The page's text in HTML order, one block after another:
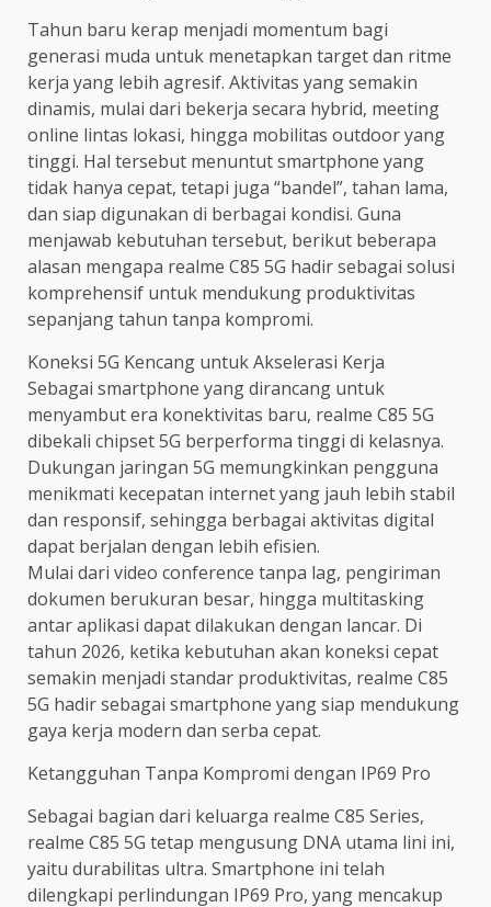
Tahun baru kerap menjadi momentum bagi
generasi muda untuk menetapkan target dan ritme
kerja yang lebih agresif. Aktivitas yang semakin
dinamis, mulai dari bekerja secara hybrid, meeting
online lintas lokasi, hingga mobilitas outdoor yang
tinggi. Hal tersebut menuntut smartphone yang
tidak hanya cepat, tetapi juga “bandel”, tahan lama,
dan siap digunakan di berbagai kondisi. Guna
menjawab kebutuhan tersebut, berikut beberapa
alasan mengapa realme C85 5G hadir sebagai solusi
komprehensif untuk mendukung produktivitas
sepanjang tahun tanpa kompromi.
Koneksi 5G Kencang untuk Akselerasi Kerja
Sebagai smartphone yang dirancang untuk
menyambut era konektivitas baru, realme C85 5G
dibekali chipset 5G berperforma tinggi di kelasnya.
Dukungan jaringan 5G memungkinkan pengguna
menikmati kecepatan internet yang jauh lebih stabil
dan responsif, sehingga berbagai aktivitas digital
dapat berjalan dengan lebih efisien.
Mulai dari video conference tanpa lag, pengiriman
dokumen berukuran besar, hingga multitasking
antar aplikasi dapat dilakukan dengan lancar. Di
tahun 2026, ketika kebutuhan akan koneksi cepat
semakin menjadi standar produktivitas, realme C85
5G hadir sebagai smartphone yang siap mendukung
gaya kerja modern dan serba cepat.
Ketangguhan Tanpa Kompromi dengan IP69 Pro
Sebagai bagian dari keluarga realme C85 Series,
realme C85 5G tetap mengusung DNA utama lini ini,
yaitu durabilitas ultra. Smartphone ini telah
dilengkapi perlindungan IP69 Pro, yang mencakup